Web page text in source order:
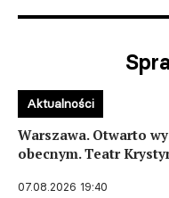
Warszawa. Otwarto
obecnym. Teatr
07.08.2026 19:40
Aktualności